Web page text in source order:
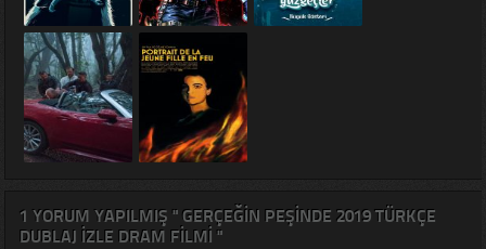
1 YORUM YAPILMIŞ " GERÇEĞIN PEŞINDE 2019 TÜRKÇE
DUBLAJ IZLE DRAM FILMI "